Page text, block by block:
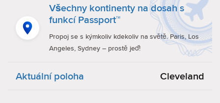
Všechny kontinenty na dosah s
funkcí Passport™
Propoj se s kýmkoliv kdekoliv na světě. Paris, Los
Angeles, Sydney – prostě jeď!
Aktuální poloha Cleveland